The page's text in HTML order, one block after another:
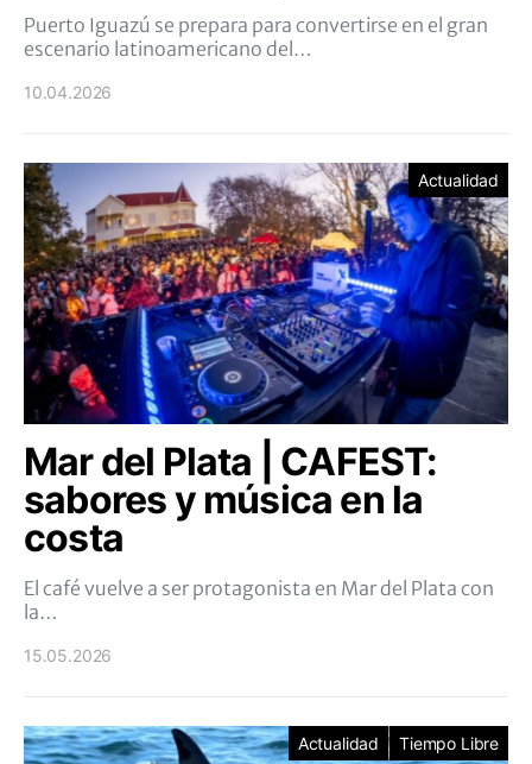
Puerto Iguazú se prepara para convertirse en el gran
escenario latinoamericano del…
10.04.2026
Actualidad
Mar del Plata | CAFEST:
sabores y música en la
costa
El café vuelve a ser protagonista en Mar del Plata con
la…
15.05.2026
Actualidad Tiempo Libre